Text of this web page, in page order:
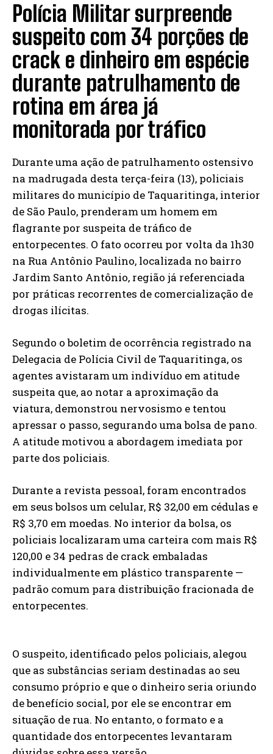
Polícia Militar surpreende
suspeito com 34 porções de
crack e dinheiro em espécie
durante patrulhamento de
rotina em área já
monitorada por tráfico
Durante uma ação de patrulhamento ostensivo
na madrugada desta terça-feira (13), policiais
militares do município de Taquaritinga, interior
de São Paulo, prenderam um homem em
flagrante por suspeita de tráfico de
entorpecentes. O fato ocorreu por volta da 1h30
na Rua Antônio Paulino, localizada no bairro
Jardim Santo Antônio, região já referenciada
por práticas recorrentes de comercialização de
drogas ilícitas.
Segundo o boletim de ocorrência registrado na
Delegacia de Polícia Civil de Taquaritinga, os
agentes avistaram um indivíduo em atitude
suspeita que, ao notar a aproximação da
viatura, demonstrou nervosismo e tentou
apressar o passo, segurando uma bolsa de pano.
A atitude motivou a abordagem imediata por
parte dos policiais.
Durante a revista pessoal, foram encontrados
em seus bolsos um celular, R$ 32,00 em cédulas e
R$ 3,70 em moedas. No interior da bolsa, os
policiais localizaram uma carteira com mais R$
120,00 e 34 pedras de crack embaladas
individualmente em plástico transparente —
padrão comum para distribuição fracionada de
entorpecentes.
O suspeito, identificado pelos policiais, alegou
que as substâncias seriam destinadas ao seu
consumo próprio e que o dinheiro seria oriundo
de benefício social, por ele se encontrar em
situação de rua. No entanto, o formato e a
quantidade dos entorpecentes levantaram